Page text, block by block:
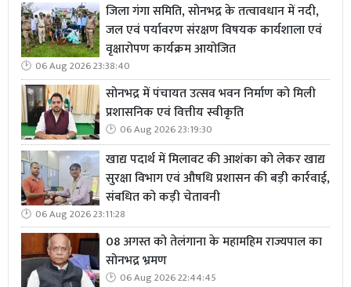
जिला गंगा समिति, सोनभद्र के तत्वावधान में नदी,
जल एवं पर्यावरण संरक्षण विषयक कार्यशाला एवं
वृक्षारोपण कार्यक्रम आयोजित
06 Aug 2026 23:38:40
सोनभद्र में पंचायत उत्सव भवन निर्माण को मिली
प्रशासनिक एवं वित्तीय स्वीकृति
06 Aug 2026 23:19:30
खाद्य पदार्थ में मिलावट की आशंका को लेकर खाद्य
सुरक्षा विभाग एवं औषधि प्रशासन की बड़ी कार्रवाई,
संबधित को कड़ी चेतावनी
06 Aug 2026 23:11:28
08 अगस्त को तेलंगाना के महामहिम राज्यपाल का
सोनभद्र भ्रमण
06 Aug 2026 22:44:45